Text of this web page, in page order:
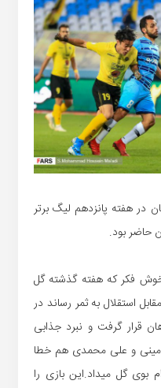
در هفته پانزدهم لیگ برتر
حاضر بود.
خوش فکر که هفته گذشته گل
استقلال به ثمر رساند در
قرار گرفت و نبرد جذابی
و علی محمدی هم خطا
گل میداد.این بازی را